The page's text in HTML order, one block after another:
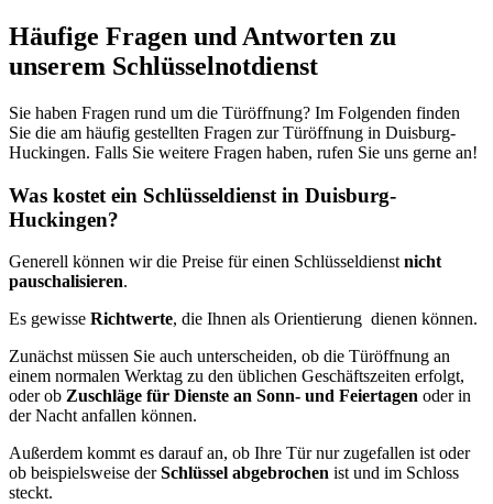
Häufige Fragen und Antworten zu
unserem Schlüsselnotdienst
Sie haben Fragen rund um die Türöffnung? Im Folgenden finden
Sie die am häufig gestellten Fragen zur Türöffnung in Duisburg-
Huckingen. Falls Sie weitere Fragen haben, rufen Sie uns gerne an!
Was kostet ein Schlüsseldienst in Duisburg-
Huckingen?
Generell können wir die Preise für einen Schlüsseldienst nicht
pauschalisieren.
Es gewisse Richtwerte, die Ihnen als Orientierung dienen können.
Zunächst müssen Sie auch unterscheiden, ob die Türöffnung an
einem normalen Werktag zu den üblichen Geschäftszeiten erfolgt,
oder ob Zuschläge für Dienste an Sonn- und Feiertagen oder in
der Nacht anfallen können.
Außerdem kommt es darauf an, ob Ihre Tür nur zugefallen ist oder
ob beispielsweise derSchlüssel abgebrochen ist und im Schloss
steckt.